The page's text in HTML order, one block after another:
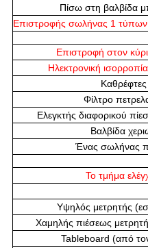
Πίσω στη βαλβίδα
Επιστροφής σωλήνας 1 τύπων
Επιστροφή στον
Ηλεκτρονική
Καθρέφτες
Φίλτρο
Ελεγκτής διαφορικού
Βαλβίδα
Ένας σωλήνας
Το τμήμα
Υψηλός μετρητής
Χαμηλής πιέσεως
Tableboard (από